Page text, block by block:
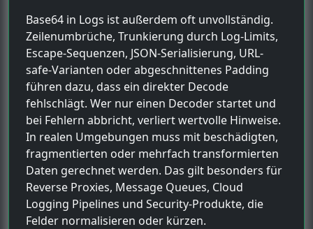
Base64 in Logs ist außerdem oft unvollständig.
Zeilenumbrüche, Trunkierung durch Log-Limits,
Escape-Sequenzen, JSON-Serialisierung, URL-
safe-Varianten oder abgeschnittenes Padding
führen dazu, dass ein direkter Decode
fehlschlägt. Wer nur einen Decoder startet und
bei Fehlern abbricht, verliert wertvolle Hinweise.
In realen Umgebungen muss mit beschädigten,
fragmentierten oder mehrfach transformierten
Daten gerechnet werden. Das gilt besonders für
Reverse Proxies, Message Queues, Cloud
Logging Pipelines und Security-Produkte, die
Felder normalisieren oder kürzen.